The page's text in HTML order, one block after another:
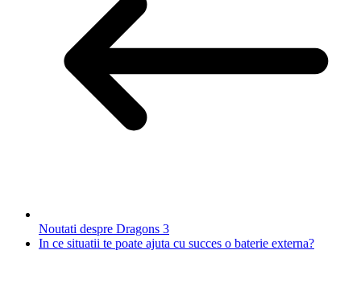
Noutati despre Dragons 3
In ce situatii te poate ajuta cu succes o baterie externa?